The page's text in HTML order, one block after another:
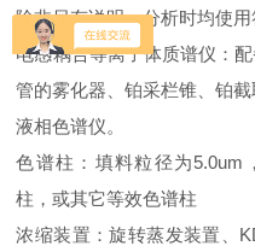
除非另有说明，分析时均使
电感耦合等离子体质谱仪：
管的雾化器、铂采栏锥、铂截
液相色谱仪。
色谱柱：填料粒径为5.0um
柱，或其它等效色谱柱
浓缩装置：旋转蒸发装置、